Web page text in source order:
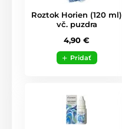
Roztok Horien (120 ml)
vč. puzdra
4,90 €
Pridať